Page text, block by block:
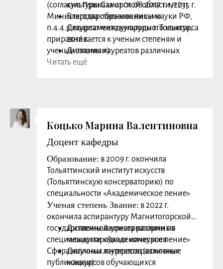
(согласно Приказа от 01.08.2017 г. № 731
Министерства образования и науки РФ,
п.4.4.5 лауреат международного конкурса
приравнивается к ученым степеням и
ученым званиям)
Сфера научных интересов (основные
Заслуги, награды:
культуры Самарской области, 2015 г.
Благодарственное письмо
Департамента культуры г. Тольятти,
2016 г.
Дипломы лауреатов различных
конкурсов обучающихся
Читать ещё
Коцько Марина Валентиновна
Доцент кафедры
Образование: в 2009 г. окончила
Тольяттинский институт искусств
(Тольяттинскую консерваторию) по
специальности «Академическое пение»
Ученая степень Звание: в 2022 г.
окончила аспирантуру Магнитогорской
государственной консерватории по
специальности «Академическое пение»
Сфера научных интересов (основные
публикации):
Дипломы лауреата различных
международных конкурсов
Дипломы лауреатов различных
конкурсов обучающихся